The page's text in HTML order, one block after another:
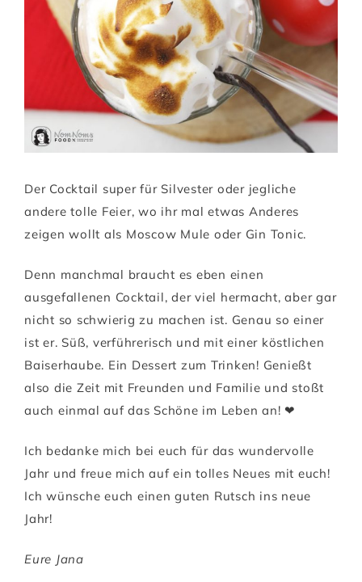
Der Cocktail super für Silvester oder jegliche
andere tolle Feier, wo ihr mal etwas Anderes
zeigen wollt als Moscow Mule oder Gin Tonic.
Denn manchmal braucht es eben einen
ausgefallenen Cocktail, der viel hermacht, aber gar
nicht so schwierig zu machen ist. Genau so einer
ist er. Süß, verführerisch und mit einer köstlichen
Baiserhaube. Ein Dessert zum Trinken! Genießt
also die Zeit mit Freunden und Familie und stoßt
auch einmal auf das Schöne im Leben an! ❤
Ich bedanke mich bei euch für das wundervolle
Jahr und freue mich auf ein tolles Neues mit euch!
Ich wünsche euch einen guten Rutsch ins neue
Jahr!
Eure Jana